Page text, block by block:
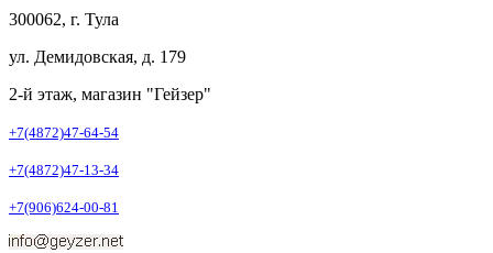
300062, г. Тула
ул. Демидовская, д. 179
2-й этаж, магазин "Гейзер"
+7(4872)47-64-54
+7(4872)47-13-34
+7(906)624-00-81